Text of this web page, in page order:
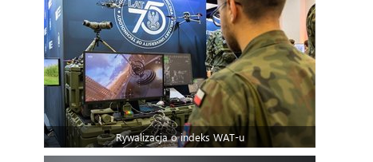
Rywalizacja o indeks WAT-u